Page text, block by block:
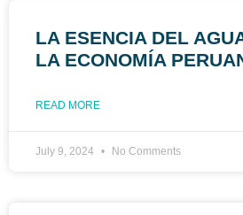
LA ESENCIA DEL
LA ECONOMÍA
READ MORE
July 9, 2024 No Comments